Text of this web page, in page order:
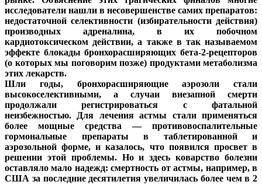
исследователи нашли в несовершенстве самих препаратов:
недостаточной селективности (избирательности действия)
производных адреналина, в их побочном
кардиотоксическом действии, а также в так называемом
эффекте блокады бронхорасширяющих бета-2-рецепторов
(о которых мы поговорим позже) продуктами метаболизма
этих лекарств.
Шли годы, бронхорасширяющие аэрозоли стали
высокоселективными, а случаи внезапной смерти
продолжали регистрироваться с фатальной
неизбежностью. Для лечения астмы стали применяться
более мощные средства — противовоспалительные
гормональные препараты в таблетированной и
аэрозольной форме, и казалось, что появился просвет в
решении этой проблемы. Но и здесь коварство болезни
оставляло мало надежд: смертность от астмы, например, в
США за последние десятилетия увеличилась более чем в 2